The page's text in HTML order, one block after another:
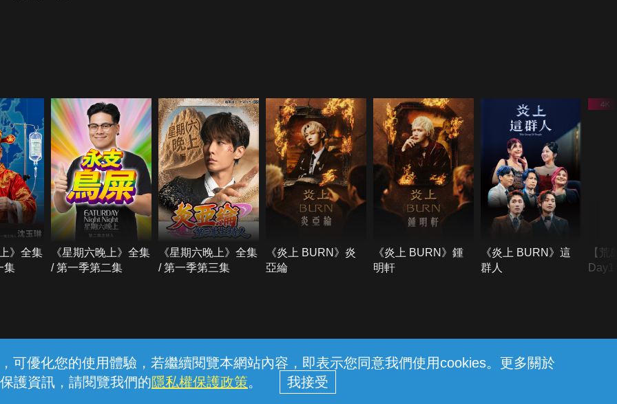
可優化您的使用體驗，若繼續閱覽本網站內容，即表示您同意我們使用cookies。更多關於
護資訊，請閱覽我們的隱私權保護政策。
》全集
集
《星期六晚上》全集
/ 第一季第二集
《星期六晚上》全集
/ 第一季第三集
《炎上 BURN》炎
亞綸
《炎上 BURN》鍾
明軒
《炎上 BURN》這
群人
【荒
線上客服 服務條款 隱私權保護
中華電信股份有限公司個人家庭分公司 (統一編號：96979949) © 2026